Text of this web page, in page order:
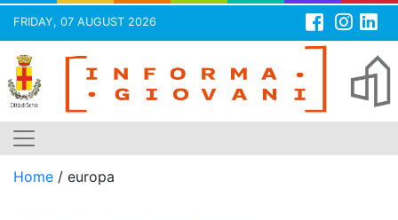
FRIDAY, 07 AUGUST 2026
Skip
content
Home / europa